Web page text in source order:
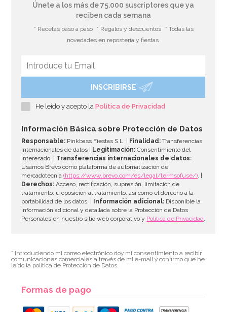
Winter Cookie Cutter Set AC
AÑADIR
Únete a los más de 75.000 suscriptores que ya
reciben cada semana
* Recetas paso a paso * Regalos y descuentos
* Todas las
novedades en repostería y fiestas
INSCRIBIRSE
He leído y acepto laPolítica de Privacidad
Información Básica sobre Protección de Datos
Responsable: Pinkbass Fiestas S.L. | Finalidad: Transferencias
internacionales de datos |
Legitimación: Consentimiento del
interesado. | Transferencias internacionales de datos:
Usamos Brevo como plataforma de automatización de
mercadotecnia(https://www.brevo.com/es/legal/termsofuse/). |
Derechos: Acceso, rectificación, supresión, limitación de
tratamiento, u oposición al tratamiento, así como el derecho a la
portabilidad de los datos. |
Información adicional: Disponible la
información adicional y detallada sobre la Protección de Datos
Personales en nuestro sitio web corporativo y Política de Privacidad.
* Introduciendo mi correo electrónico doy mi consentimiento a recibir
comunicaciones comerciales a través de mi e-mail y confirmo que he
leído la política de Protección de Datos.
Formas de pago